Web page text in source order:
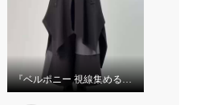
『ベルポニー 視線集める大人の遊びを装う』 5月11日（月） 12:00〜 / 20:00〜（生放送）